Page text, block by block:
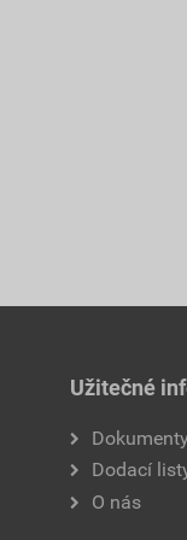
Užitečné
Dokumenty
Dodací
O nás